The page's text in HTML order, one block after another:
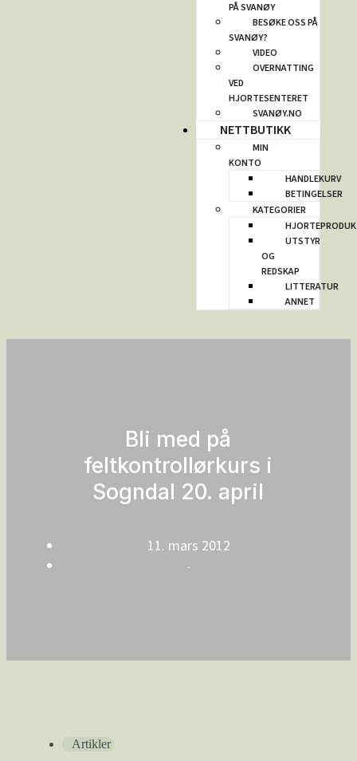
PÅ SVANØY
BESØKE OSS PÅ
SVANØY?
VIDEO
OVERNATTING
VED
HJORTESENTERET
SVANØY.NO
NETTBUTIKK
MIN
KONTO
HANDLEKURV
BETINGELSER
KATEGORIER
UTSTYR
OG
REDSKAP
LITTERATUR
ANNET
Bli med på
feltkontrollørkurs i
Sogndal 20. april
11. mars 2012
-
Artikler